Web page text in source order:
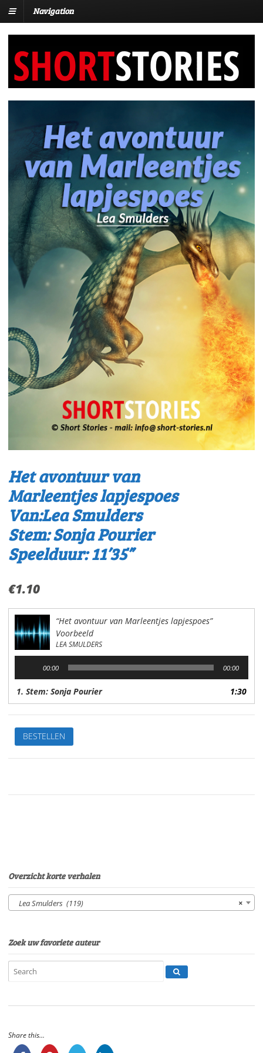
Navigation
Het avontuur van
Marleentjes lapjespoes
Van:Lea Smulders
Stem: Sonja Pourier
Speelduur: 11’35”
€1.10
“Het avontuur van Marleentjes lapjespoes”
Voorbeeld
LEA SMULDERS
00:00 00:00
1. Stem: Sonja Pourier 1:30
Het
avontuur
vanMarleentjes
Sonja
BESTELLEN
Overzicht korte verhalen
×
Lea Smulders (119)
Zoek uw favoriete auteur
Share this...